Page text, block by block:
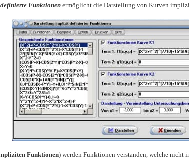
Funktionen ermöglicht die Darstellung von Kurven
Funktionen) werden Funktionen verstanden, welche nicht